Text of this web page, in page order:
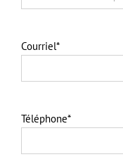
Courriel*
Téléphone*